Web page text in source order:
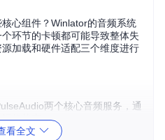
心组件？Winlator的音频系统
环节的卡顿都可能导致整体失
加载和硬件适配三个维度进行
两个核心音频服务，通
运行状态：
看全文